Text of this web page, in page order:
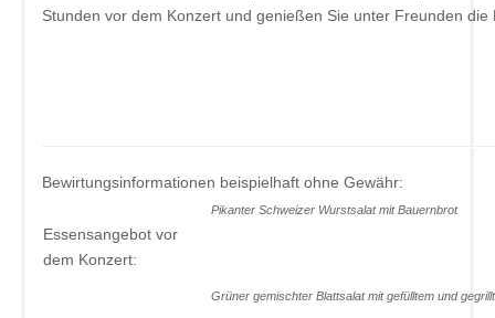
Werkstattkonzert, Mindelzeller Horntage
Heinrich del Core: Jetzt knommts
Beschde aus 10 Jahren
Rotkäppchen und der arme Wolf -
Stunden vor dem Konzert und genießen Sie unter Freunden
Bewirtungsinformationen beispielhaft ohne Gewähr:
Essensangebot vor
dem Konzert:
Pikanter Schweizer Wurstsalat mit
Grüner gemischter Blattsalat mit gefülltem und